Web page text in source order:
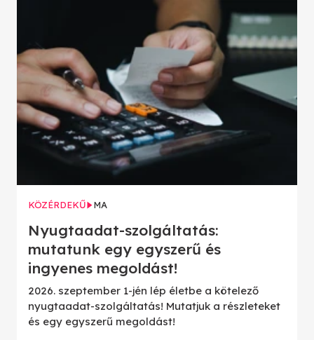
KÖZÉRDEKŰ MA
Nyugtaadat-szolgáltatás:
mutatunk egy egyszerű és
ingyenes megoldást!
2026. szeptember 1-jén lép életbe a kötelező
nyugtaadat-szolgáltatás! Mutatjuk a részleteket
és egy egyszerű megoldást!